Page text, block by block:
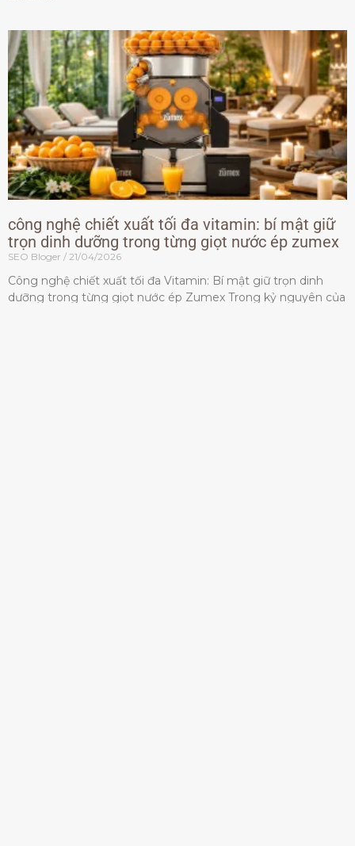
công nghệ chiết xuất tối đa vitamin: bí mật giữ
trọn dinh dưỡng trong từng giọt nước ép zumex
SEO Bloger 21/04/2026
Công nghệ chiết xuất tối đa Vitamin: Bí mật giữ trọn dinh
dưỡng trong từng giọt nước ép Zumex Trong kỷ nguyên của